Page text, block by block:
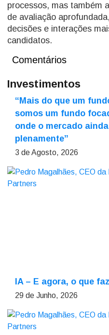
processos, mas também
de avaliação
decisões e interações
candidatos.
Comentários
Investimentos
“Mais do que um
somos um fundo
onde o mercado
plenamente”
3 de Agosto, 2026
IA – E agora, o que
29 de Junho, 2026